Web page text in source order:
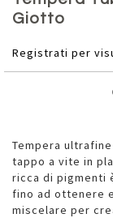
Giotto
Registrati per
Tempera
tappo a vite in
ricca di pigmenti
fino ad ottenere
miscelare per
della
galleria
immagini